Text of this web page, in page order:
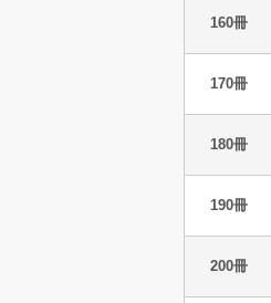
160冊
170冊
180冊
190冊
200冊